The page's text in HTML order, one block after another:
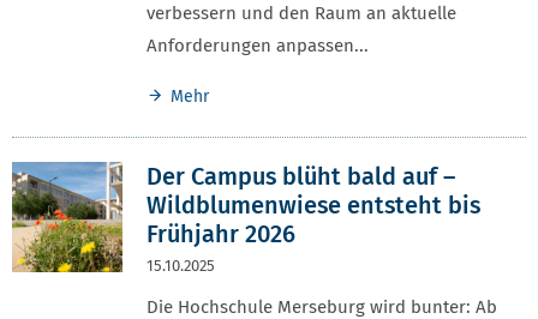
verbessern und den Raum an aktuelle
Anforderungen anpassen...
Mehr
Der Campus blüht bald auf –
Wildblumenwiese entsteht bis
Frühjahr 2026
15.10.2025
Die Hochschule Merseburg wird bunter: Ab